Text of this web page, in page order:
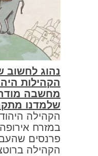
נהוג לחשוב
הקהילות
מחשבה
שלמדנו
הקהילה
במזרח
פרנסים
הקהילה